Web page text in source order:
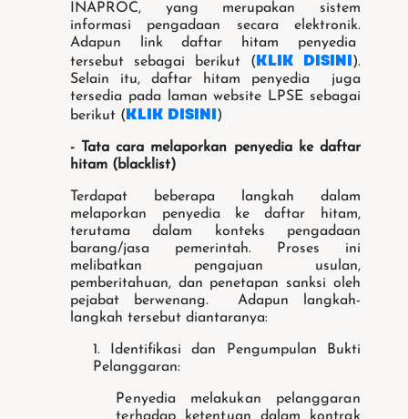
INAPROC, yang merupakan sistem
informasi pengadaan secara elektronik.
Adapun link daftar hitam penyedia
tersebut sebagai berikut (KLIK DISINI).
Selain itu, daftar hitam penyedia juga
tersedia pada laman website LPSE sebagai
berikut (KLIK DISINI)
- Tata cara melaporkan penyedia ke daftar
hitam (blacklist)
Terdapat beberapa langkah dalam
melaporkan penyedia ke daftar hitam,
terutama dalam konteks pengadaan
barang/jasa pemerintah. Proses ini
melibatkan pengajuan usulan,
pemberitahuan, dan penetapan sanksi oleh
pejabat berwenang. Adapun langkah-
langkah tersebut diantaranya:
1. Identifikasi dan Pengumpulan Bukti
Pelanggaran:
Penyedia melakukan pelanggaran